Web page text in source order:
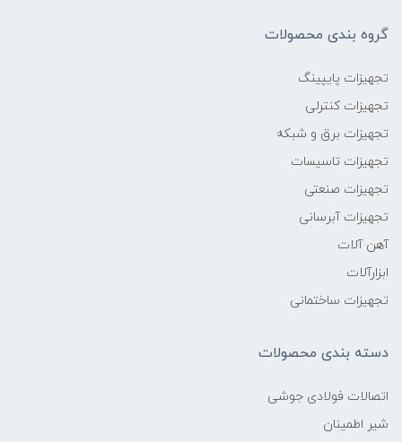
گروه بندی محصولات
تجهیزات پایپینگ
تجهیزات کنترلی
تجهیزات برق و شبکه
تجهیزات تاسیسات
تجهیزات صنعتی
تجهیزات آبرسانی
آهن آلات
ابزارآلات
تجهیزات ساختمانی
دسته بندی محصولات
اتصالات فولادی جوشی
شیر اطمینان